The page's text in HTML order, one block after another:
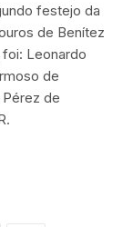
festejo da
de Benítez
Leonardo
de
de